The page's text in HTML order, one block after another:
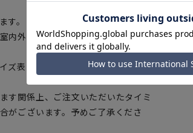
。
内外の光加減により、実際の商品と
ズ表に若干の誤差が生じる場合がご
す関係上、ご注文いただいたタイミ
がございます。予めご了承くださ